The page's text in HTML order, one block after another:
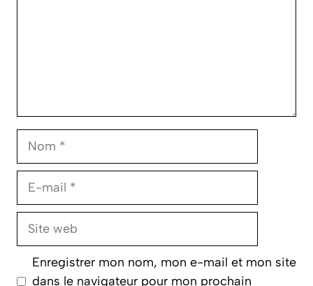
Nom
E-
Site
Enregistrer mon nom, mon e-mail et mon site
dans le navigateur pour mon prochain